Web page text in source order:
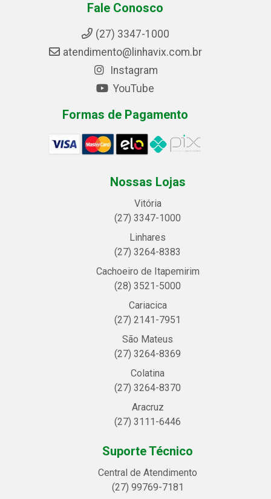
Fale Conosco
(27) 3347-1000
atendimento@linhavix.com.br
Instagram
YouTube
Formas de Pagamento
Nossas Lojas
Vitória
(27) 3347-1000
Linhares
(27) 3264-8383
Cachoeiro de Itapemirim
(28) 3521-5000
Cariacica
(27) 2141-7951
São Mateus
(27) 3264-8369
Colatina
(27) 3264-8370
Aracruz
(27) 3111-6446
Suporte Técnico
Central de Atendimento
(27) 99769-7181